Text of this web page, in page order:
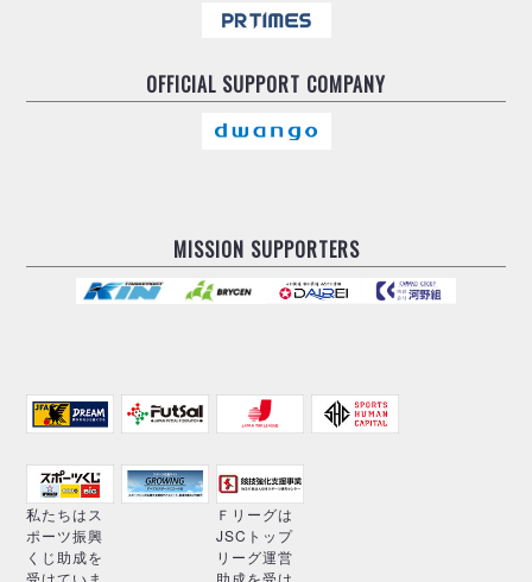
OFFICIAL SUPPORT COMPANY
MISSION SUPPORTERS
私たちはス
ポーツ振興
くじ助成を
受けていま
Ｆリーグは
JSCトップ
リーグ運営
助成を受け